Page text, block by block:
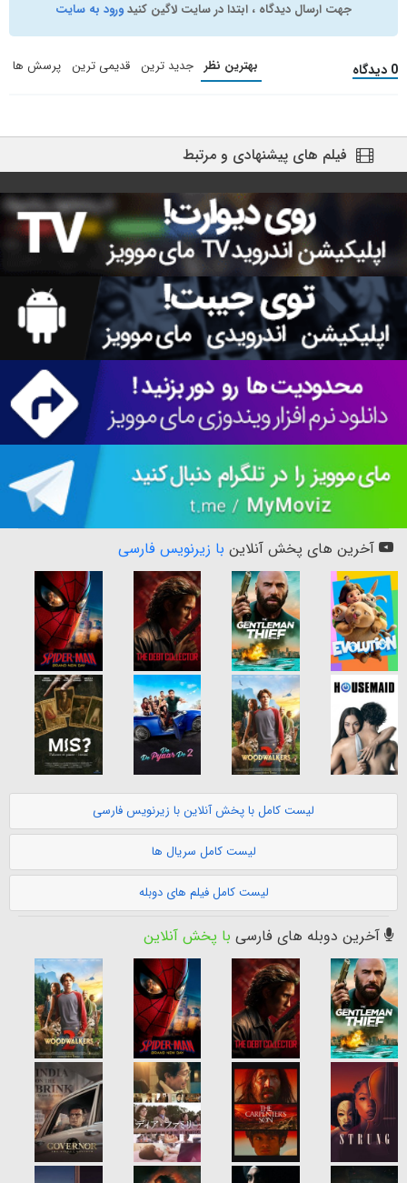
جهت ارسال دیدگاه ، ابتدا در سایت لاگین کنیدورود به سایت
0 دیدگاه بهترین نظر جدید ترین قدیمی ترین پرسش ها
فیلم های پیشنهادی و مرتبط
آخرین های پخش آنلاین با زیرنویس فارسی
لیست کامل با پخش آنلاین با زیرنویس فارسی
لیست کامل سریال ها
لیست کامل فیلم های دوبله
آخرین دوبله های فارسی با پخش آنلاین